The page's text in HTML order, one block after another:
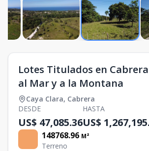
Lotes Titulados en
al Mar y a la Montana
Caya Clara, Cabrera
DESDE
US$ 47,085.36
HASTA
US$
148768.96 M²
Terreno